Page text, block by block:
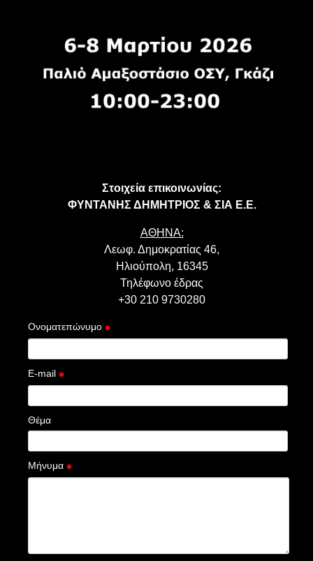
Στοιχεία επικοινωνίας:
ΦΥΝΤΑΝΗΣ ΔΗΜΗΤΡΙΟΣ & ΣΙΑ Ε.Ε.
ΑΘΗΝΑ:
Λεωφ. Δημοκρατίας 46,
Ηλιούπολη, 16345
Τηλέφωνο έδρας
+30 210 9730280
Ονοματεπώνυμο
E-mail
Θέμα
Μήνυμα